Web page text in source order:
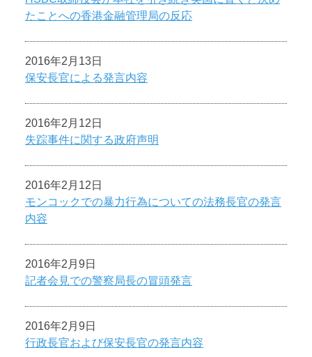
たことへの香港金融管理局の反応
2016年2月13日
保安長官による発言内容
2016年2月12日
失踪事件に関する政府声明
2016年2月12日
モンコックでの暴力行為についての法務長官の発言
内容
2016年2月9日
記者会見での警察局長の冒頭発言
2016年2月9日
行政長官および保安長官の発言内容